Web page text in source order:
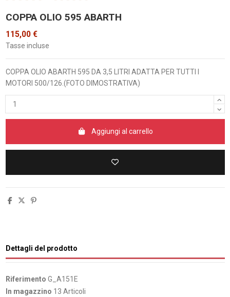
COPPA OLIO 595 ABARTH
115,00 €
Tasse incluse
COPPA OLIO ABARTH 595 DA 3,5 LITRI ADATTA PER TUTTI I
MOTORI 500/126.(FOTO DIMOSTRATIVA)
Aggiungi al carrello
Dettagli del prodotto
Riferimento G_A151E
In magazzino 13 Articoli